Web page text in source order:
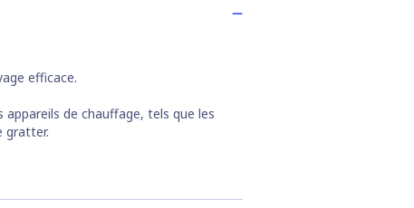
efficace.
de chauffage, tels que les
gratter.